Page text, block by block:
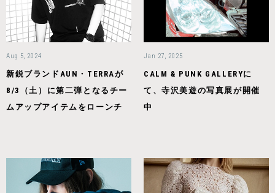
Aug 5, 2024
新鋭ブランドAUN・TERRAが
8/3（土）に第二弾となるチー
ムアップアイテムをローンチ
Jan 27, 2025
CALM & PUNK GALLERYに
て、寺沢美遊の写真展が開催
中